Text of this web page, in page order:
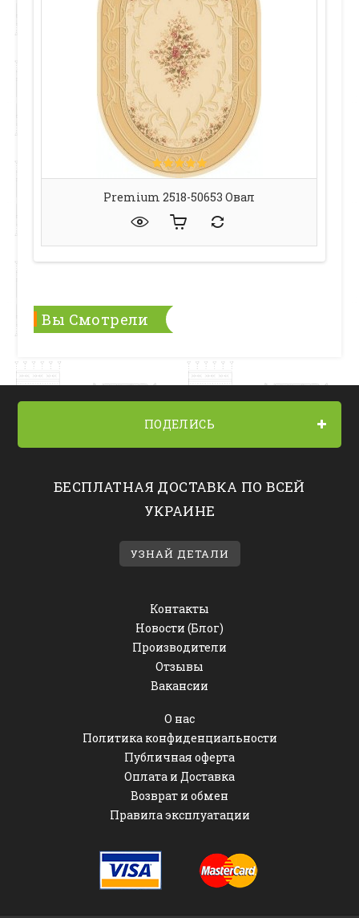
Premium 2518-50653 Овал
Вы Смотрели
ПОДЕЛИСЬ
БЕСПЛАТНАЯ ДОСТАВКА ПО ВСЕЙ
УКРАИНЕ
УЗНАЙ ДЕТАЛИ
Контакты
Новости (Блог)
Производители
Отзывы
Вакансии
О нас
Политика конфиденциальности
Публичная оферта
Оплата и Доставка
Возврат и обмен
Правила эксплуатации